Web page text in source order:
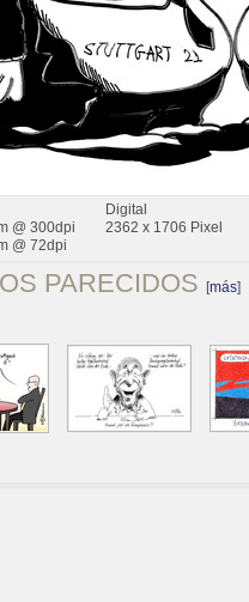
@ 300dpi
@ 72dpi
Digital
2362 x 1706 Pixel
PARECIDOS [más]